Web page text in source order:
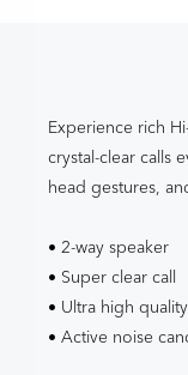
Experience rich
crystal-clear calls
head gestures,
• 2-way speaker
• Super clear call
• Ultra high
• Active noise